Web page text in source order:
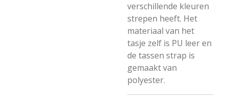
verschillende kleuren
strepen heeft. Het
materiaal van het
tasje zelf is PU leer en
de tassen strap is
gemaakt van
polyester.